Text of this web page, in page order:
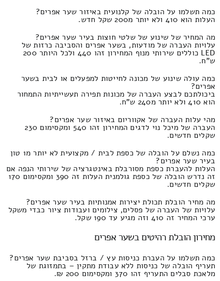
כמה תשלמו על הובלה של קלנועית באיזור שער אפרים?
העלות הוא 410 ולא יותר מ200 שקל חדש.
מה המחיר של שינוע של שלטי חוצות בעיר שער אפרים?
עלויות העברה של מודעות, בשער אפרים והסביבה כרזות של
LED כוללים שירותי מנוף המחירון זהו 440 ולכל היותר 200
ש"ח.
כמה עולה שינוע של מכונה לחייטות למפעלים או לבית בשער
אפרים?
ביכולתכם לבצע העברה של מכונות תפירה תעשייתיות התמחור
הוא 410 ולא יותר מ240 ש"ח.
מהי עלות העברה של אקווריום באיזור שער אפרים?
העברה של מיכל נוי לדגים המחירון זהו 540 ומקסימום 230
שקלים חדשים.
כמה נשלם על הובלה של כספת לבית / מקצועית לא יותר מ1 טון
בעיר שער אפרים?
העלות להעברת כספת מסורבלת באינטגרציה של שירותי הנפה אם
זה נדרש הובלה של כספת גולמנית העלות זה 390 ומקסימום 170
שקלים חדשים.
מה מחיר הובלת תכולת יצירות אמנותיות בעיר שער אפרים?
עלויות של העברה של פסלים, צילומים ועבודות ציור כבדי משקל
ערכי המחיר זה 410 וזה מגיע עד 190 שקל.
מחירון הובלת רהיטים בשער אפרים
כמה תשלמו על העברת כניסות עץ / ברזל בסביבת שער אפרים?
תעריף הובלה של כניסות ללא עבודת מתקין – בתמזוגת של
מלאכת סבלים התעריף זהו 370 ומקסימום 200 ₪.